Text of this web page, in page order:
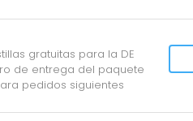
gratuitas para la DE
de entrega del paquete
pedidos siguientes